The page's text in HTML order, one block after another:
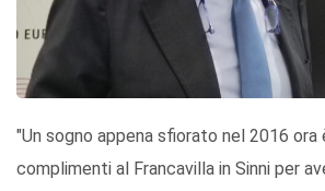
"Un sogno appena sfiorato nel 2016
complimenti al Francavilla in Sinni per